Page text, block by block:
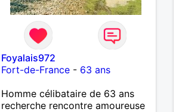
Foyalais972
Fort-de-France- 63 ans
Homme célibataire de 63 ans
recherche rencontre amoureuse